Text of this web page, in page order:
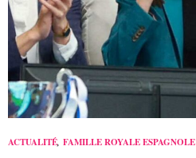
ACTUALITÉ, FAMILLE ROYALE ESPAGNOLE